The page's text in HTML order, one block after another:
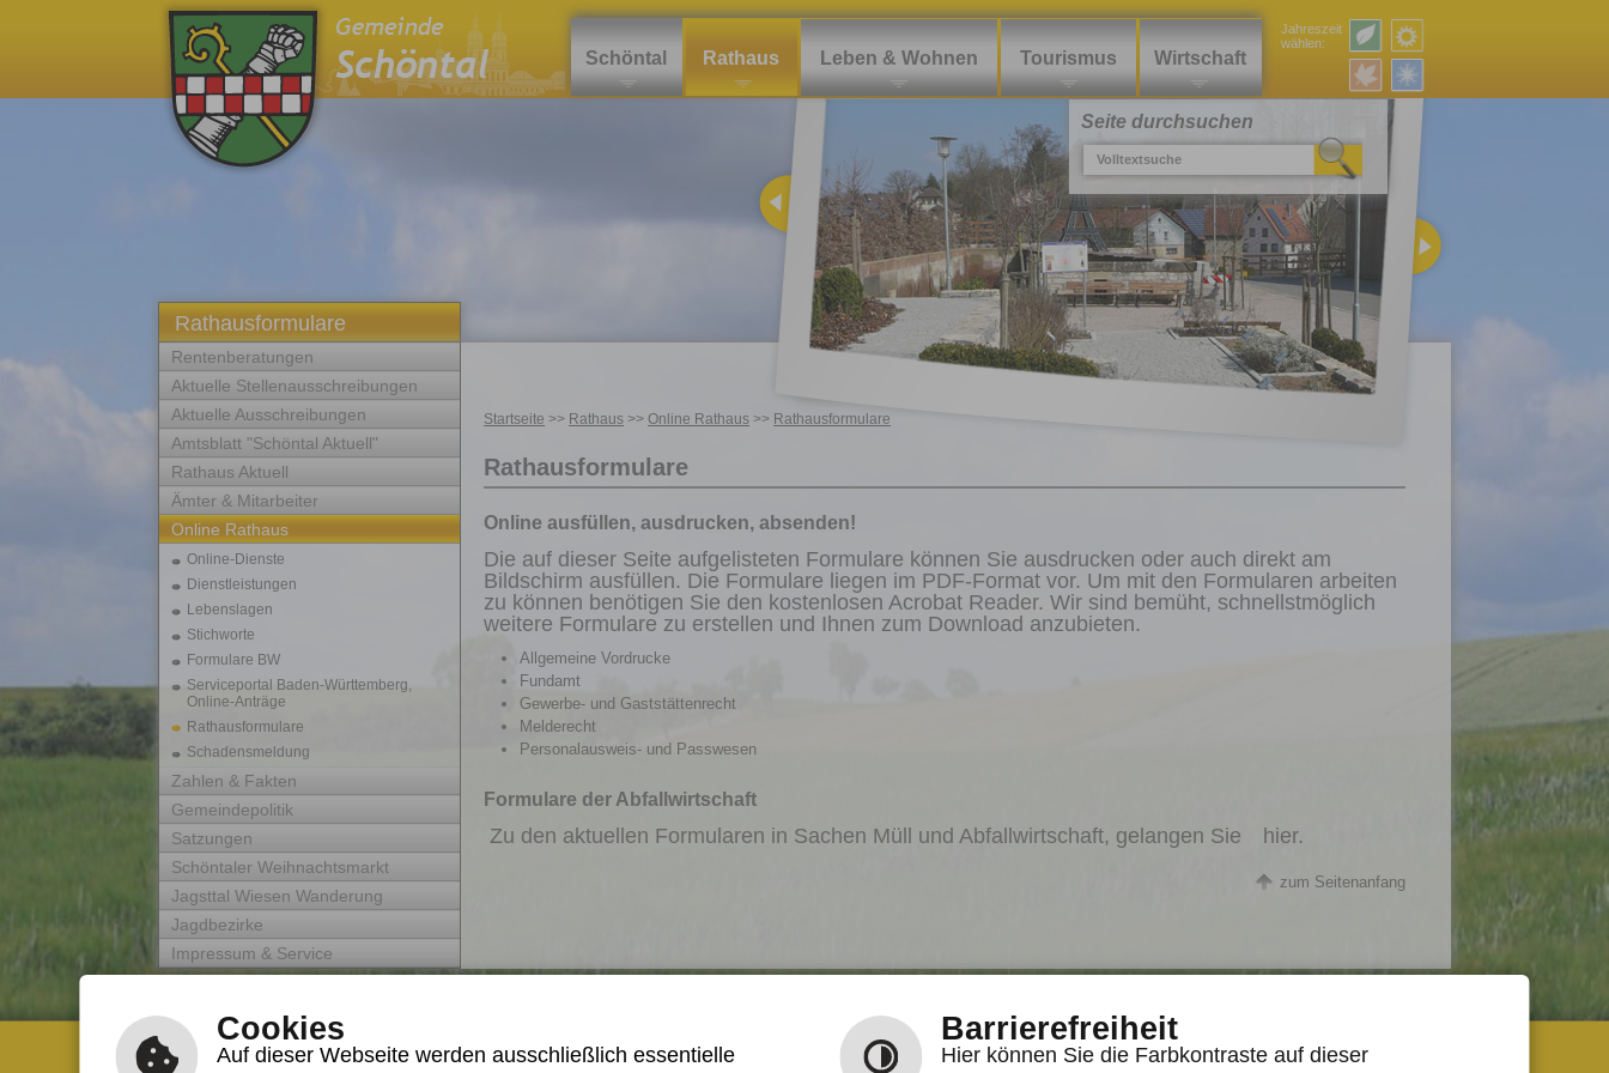
Schöntal Rathaus Leben & Wohnen Tourismus Wirtschaft
Jahreszeit
wählen:
Seite durchsuchen
Rathausformulare
Rentenberatungen
Aktuelle Stellenausschreibungen
Aktuelle Ausschreibungen
Amtsblatt "Schöntal Aktuell"
Rathaus Aktuell
Ämter & Mitarbeiter
Online Rathaus
Online-Dienste
Dienstleistungen
Lebenslagen
Stichworte
Formulare BW
Serviceportal Baden-Württemberg,
Online-Anträge
Rathausformulare
Schadensmeldung
Zahlen & Fakten
Gemeindepolitik
Satzungen
Schöntaler Weihnachtsmarkt
Jagsttal Wiesen Wanderung
Jagdbezirke
Impressum & Service
Startseite >> Rathaus >>Online Rathaus >> Rathausformulare
Rathausformulare
Online ausfüllen, ausdrucken, absenden!
Die auf dieser Seite aufgelisteten Formulare können Sie ausdrucken oder auch direkt am
Bildschirm ausfüllen. Die Formulare liegen im PDF-Format vor. Um mit den Formularen arbeiten
zu können benötigen Sie den kostenlosen Acrobat Reader. Wir sind bemüht, schnellstmöglich
weitere Formulare zu erstellen und Ihnen zum Download anzubieten.
Allgemeine Vordrucke
Fundamt
Gewerbe- und Gaststättenrecht
Melderecht
Personalausweis- und Passwesen
Formulare der Abfallwirtschaft
Zu den aktuellen Formularen in Sachen Müll und Abfallwirtschaft, gelangen Sie hier.
zum Seitenanfang
Kontakt Gemeindeverwaltung Öffnungszeiten Gemeindeverwaltung Aktuelles Wetter
Seite drucken
Cookies
Auf dieser Webseite werden ausschließlich essentielle
Barrierefreiheit
Hier können Sie die Farbkontraste auf dieser